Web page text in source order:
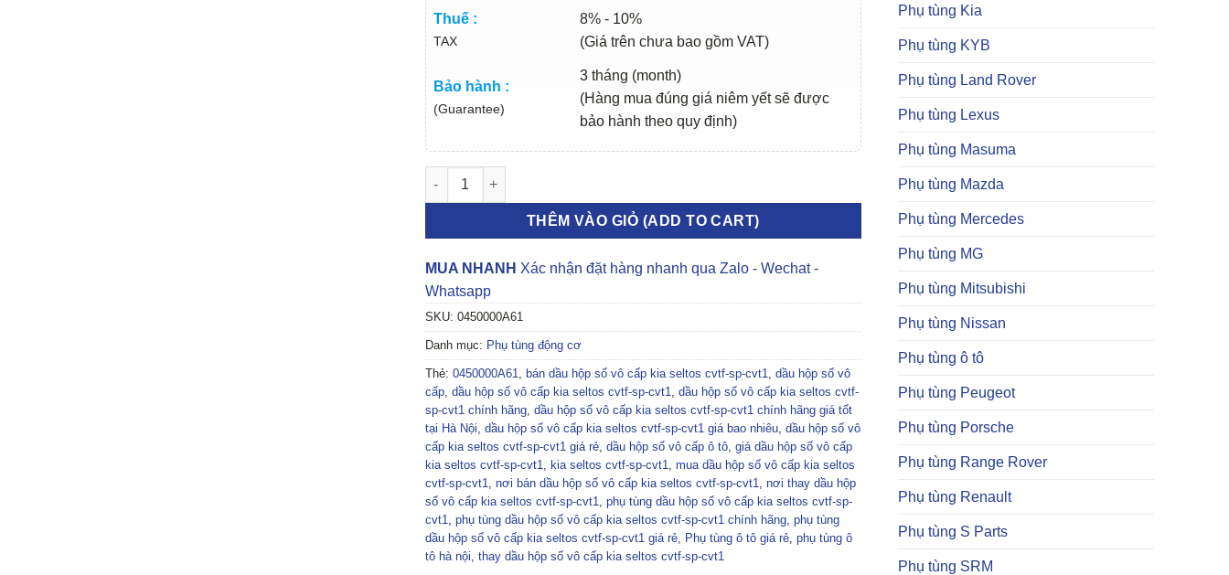
Phụ tùng Kia
Phụ tùng KYB
Phụ tùng Land Rover
Phụ tùng Lexus
Phụ tùng Masuma
Phụ tùng Mazda
Phụ tùng Mercedes
Phụ tùng MG
Phụ tùng Mitsubishi
Phụ tùng Nissan
Phụ tùng ô tô
Phụ tùng Peugeot
Phụ tùng Porsche
Phụ tùng Range Rover
Phụ tùng Renault
Phụ tùng S Parts
Phụ tùng SRM
Thuế :
TAX
8% - 10%
(Giá trên chưa bao gồm VAT)
Bảo hành :
(Guarantee)
3 tháng (month)
(Hàng mua đúng giá niêm yết sẽ được
bảo hành theo quy định)
DẦU HỘP SỐ VÔ CẤP KIA SELTOS CVTF-SP-CVT1 | 0450000A61 số lượng
THÊM VÀO GIỎ (ADD TO CART)
MUA NHANH Xác nhận đặt hàng nhanh qua Zalo - Wechat -
Whatsapp
SKU: 0450000A61
Danh mục: Phụ tùng động cơ
Thẻ: 0450000A61, bán dầu hộp số vô cấp kia seltos cvtf-sp-cvt1, dầu hộp số vô
cấp, dầu hộp số vô cấp kia seltos cvtf-sp-cvt1, dầu hộp số vô cấp kia seltos cvtf-
sp-cvt1 chính hãng, dầu hộp số vô cấp kia seltos cvtf-sp-cvt1 chính hãng giá tốt
tại Hà Nội, dầu hộp số vô cấp kia seltos cvtf-sp-cvt1 giá bao nhiêu, dầu hộp số vô
cấp kia seltos cvtf-sp-cvt1 giá rẻ, dầu hộp số vô cấp ô tô, giá dầu hộp số vô cấp
kia seltos cvtf-sp-cvt1, kia seltos cvtf-sp-cvt1, mua dầu hộp số vô cấp kia seltos
cvtf-sp-cvt1, nơi bán dầu hộp số vô cấp kia seltos cvtf-sp-cvt1, nơi thay dầu hộp
số vô cấp kia seltos cvtf-sp-cvt1, phụ tùng dầu hộp số vô cấp kia seltos cvtf-sp-
cvt1, phụ tùng dầu hộp số vô cấp kia seltos cvtf-sp-cvt1 chính hãng, phụ tùng
dầu hộp số vô cấp kia seltos cvtf-sp-cvt1 giá rẻ, Phụ tùng ô tô giá rẻ, phụ tùng ô
tô hà nội, thay dầu hộp số vô cấp kia seltos cvtf-sp-cvt1